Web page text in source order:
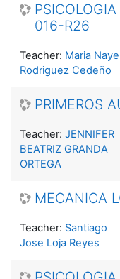
016-R26
Teacher: Maria
Rodriguez Cedeño
PRIMEROS
Teacher: JENNIFER
BEATRIZ GRANDA
ORTEGA
MECANICA
Teacher: Santiago
Jose Loja Reyes